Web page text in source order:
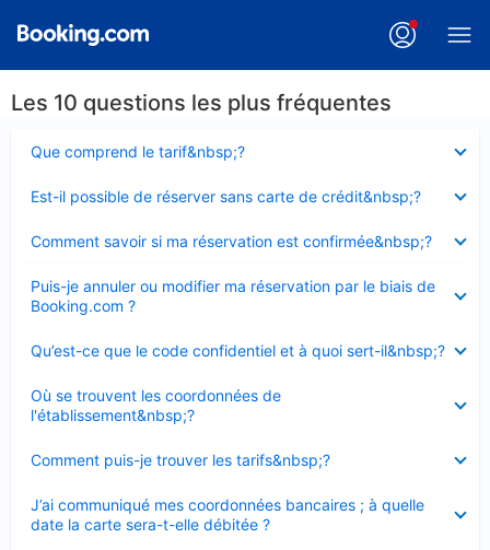
Les 10 questions les plus fréquentes
Que comprend le tarif&nbsp;?
fermé
Est-il possible de réserver sans carte de crédit&nbsp;?
fermé
Comment savoir si ma réservation est confirmée&nbsp;?
fermé
Puis-je annuler ou modifier ma réservation par le biais de
Booking.com ?
fermé
Qu’est-ce que le code confidentiel et à quoi sert-il&nbsp;?
fermé
Où se trouvent les coordonnées de
l'établissement&nbsp;?
fermé
Comment puis-je trouver les tarifs&nbsp;?
fermé
J’ai communiqué mes coordonnées bancaires ; à quelle
date la carte sera-t-elle débitée ?
fermé